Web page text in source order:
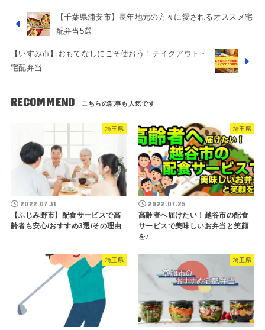
【千葉県浦安市】長年地元の方々に愛されるオススメ宅
配弁当5選
【いすみ市】おもてなしにこそ使おう！テイクアウト・
宅配弁当
RECOMMEND
埼玉県
2022.07.31
【ふじみ野市】配食サービスで高
齢者も安心/おすすめ3選/その理由
埼玉県
2022.07.25
高齢者へ届けたい！越谷市の配食
サービスで美味しいお弁当と笑顔
を♪
埼玉県 埼玉県